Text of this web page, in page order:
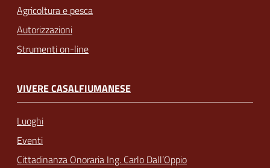
Agricoltura e pesca
Autorizzazioni
Strumenti on-line
VIVERE CASALFIUMANESE
Luoghi
Eventi
Cittadinanza Onoraria Ing. Carlo Dall’Oppio